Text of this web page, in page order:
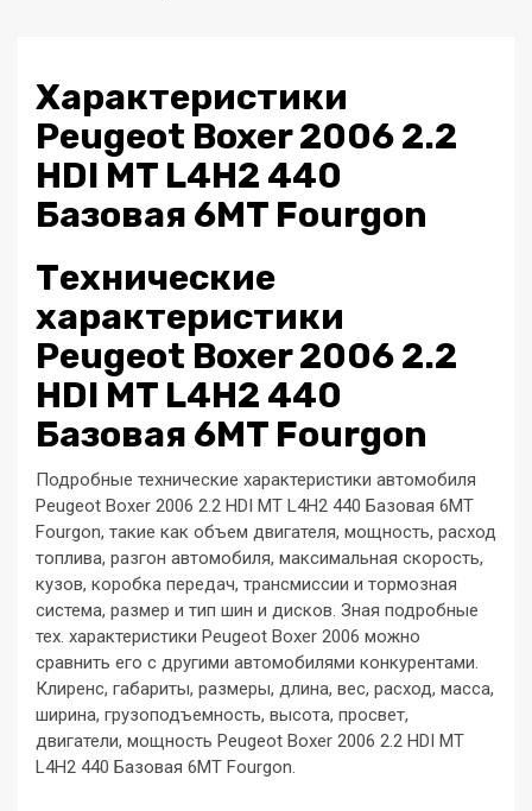
Характеристики
Peugeot Boxer 2006 2.2
HDI MT L4H2 440
Базовая 6MT Fourgon
Технические
характеристики
Peugeot Boxer 2006 2.2
HDI MT L4H2 440
Базовая 6MT Fourgon
Подробные технические характеристики автомобиля
Peugeot Boxer 2006 2.2 HDI MT L4H2 440 Базовая 6MT
Fourgon, такие как объем двигателя, мощность, расход
топлива, разгон автомобиля, максимальная скорость,
кузов, коробка передач, трансмиссии и тормозная
система, размер и тип шин и дисков. Зная подробные
тех. характеристики Peugeot Boxer 2006 можно
сравнить его с другими автомобилями конкурентами.
Клиренс, габариты, размеры, длина, вес, расход, масса,
ширина, грузоподъемность, высота, просвет,
двигатели, мощность Peugeot Boxer 2006 2.2 HDI MT
L4H2 440 Базовая 6MT Fourgon.